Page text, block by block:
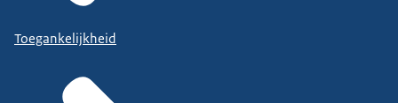
Toegankelijkheid